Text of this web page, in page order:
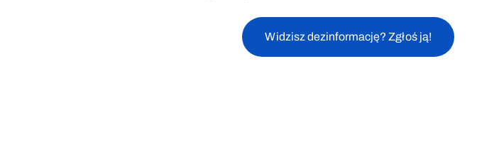
Widzisz dezinformację? Zgłoś ją!